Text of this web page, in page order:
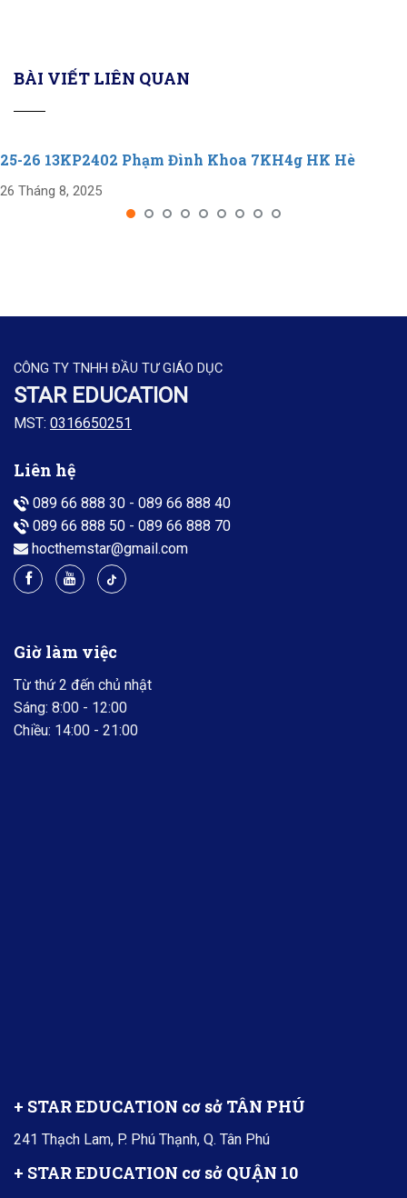
BÀI VIẾT LIÊN QUAN
25-26 13KP2402 Phạm Đình Khoa 7KH4g HK Hè
26 Tháng 8, 2025
CÔNG TY TNHH ĐẦU TƯ GIÁO DỤC
STAR EDUCATION
MST: 0316650251
Liên hệ
089 66 888 30 - 089 66 888 40
089 66 888 50 - 089 66 888 70
hocthemstar@gmail.com
Giờ làm việc
Từ thứ 2 đến chủ nhật
Sáng: 8:00 - 12:00
Chiều: 14:00 - 21:00
+ STAR EDUCATION cơ sở TÂN PHÚ
241 Thạch Lam, P. Phú Thạnh, Q. Tân Phú
+ STAR EDUCATION cơ sở QUẬN 10